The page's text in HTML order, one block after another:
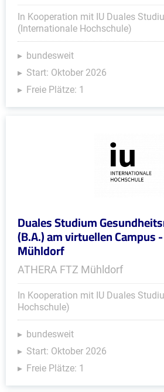
In Kooperation mit IU Duales
(Internationale Hochschule)
bundesweit
Start: Oktober 2026
Freie Plätze: 1
Duales Studium
(B.A.) am virtuellen Campus
Mühldorf
ATHERA FTZ Mühldorf
In Kooperation mit IU Duales
Hochschule)
bundesweit
Start: Oktober 2026
Freie Plätze: 1